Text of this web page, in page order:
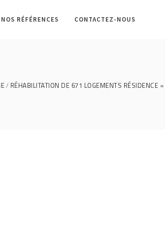
NOS RÉFÉRENCES CONTACTEZ-NOUS
RÉHABILITATION DE 671 LOGEMENTS RÉSIDENCE